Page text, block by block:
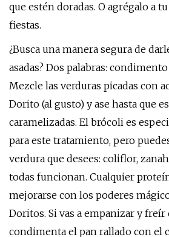
que estén doradas. O agrégalo a
fiestas.
¿Busca una manera segura de
asadas? Dos palabras:
Mezcle las verduras picadas con
Dorito (al gusto) y ase hasta que
caramelizadas. El brócoli es
para este tratamiento, pero
verdura que desees: coliflor,
todas funcionan. Cualquier
mejorarse con los poderes
Doritos. Si vas a empanizar y
condimenta el pan rallado con el